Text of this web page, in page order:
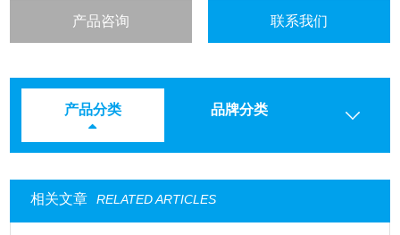
产品咨询 联系我们
产品分类 品牌分类
相关文章 RELATED ARTICLES